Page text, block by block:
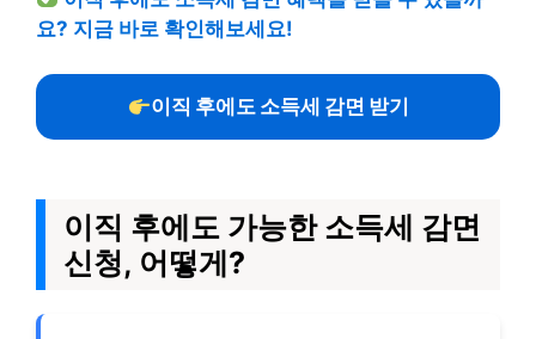
요? 지금 바로 확인해보세요!
이직 후에도 소득세 감면 받기
이직 후에도 가능한 소득세 감면
신청, 어떻게?